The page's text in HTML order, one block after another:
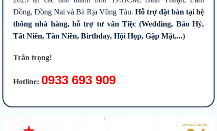
Đồng, Đồng Nai và Bà Rịa Vũng Tàu. Hỗ trợ đặt bàn tại hệ
thống nhà hàng, hỗ trợ tư vấn Tiệc (Wedding, Báo Hỷ,
Tất Niên, Tân Niên, Birthday, Hội Họp, Gặp Mặt,...)
Trân trọng!
Hotline: 0933 693 909